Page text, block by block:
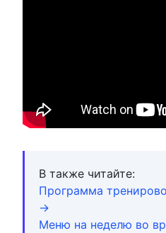
В также читайте:
Программа
→
Меню на неделю во